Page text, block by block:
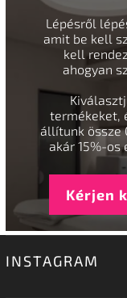
Lépésről
amit be kell
kell
ahogyan
termékeket,
állítunk össze
akár 15%-os
Kérjen
INSTAGRAM